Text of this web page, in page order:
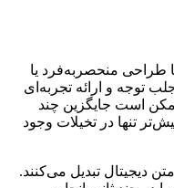
طراحی منحصربه‌فرد یا
توجه و ارائه تجربه‌ای
است جایگزین چند
تنها در تخیلات وجود
دیجیتال تبدیل می‌کنند.